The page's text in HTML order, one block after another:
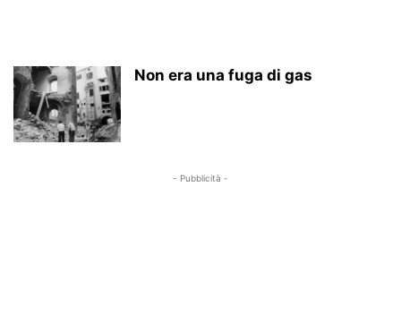
Non era una fuga di gas
- Pubblicità -